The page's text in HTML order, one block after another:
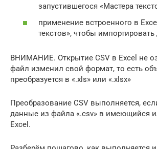
запустившегося «Мастера
применение встроенного в
текстов», чтобы
ВНИМАНИЕ. Открытие CSV в Excel не
файл изменил свой формат, то есть
преобразуется в «.xls» или «.xlsx»
Преобразование CSV выполняется,
данные из файла «.csv» в имеющийся
Excel.